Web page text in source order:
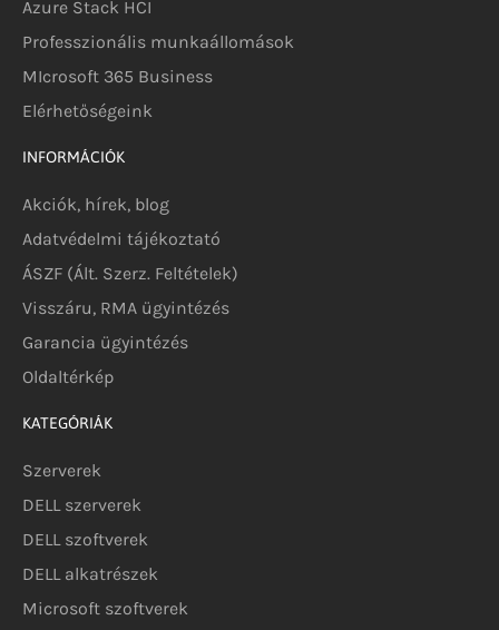
Azure Stack HCI
Professzionális munkaállomások
MIcrosoft 365 Business
Elérhetőségeink
INFORMÁCIÓK
Akciók, hírek, blog
Adatvédelmi tájékoztató
ÁSZF (Ált. Szerz. Feltételek)
Visszáru, RMA ügyintézés
Garancia ügyintézés
Oldaltérkép
KATEGÓRIÁK
Szerverek
DELL szerverek
DELL szoftverek
DELL alkatrészek
Microsoft szoftverek